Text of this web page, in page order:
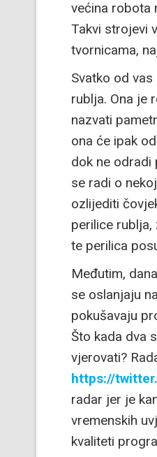
većina robota
Takvi strojevi
tvornicama,
Svatko od
rublja. Ona je
nazvati
ona će ipak
dok ne odradi
se radi o
ozlijediti
perilice
te perilica
Međutim,
se oslanjaju
pokušavaju
Što kada dva
vjerovati?
https://
radar jer je
vremenskih
kvaliteti